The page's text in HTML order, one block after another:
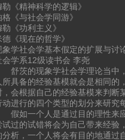
勒《精神科学的逻辑》
格《与社会学同游》
勒《功利主义》
德《现在的哲学》
象学社会学基本假定的扩展与讨
会学系12级读书会 李尧
茨的现象学社会学理论当中，
所具备的经验基模就会是相同
，会根据自己的经验基模来判断
动进行的四个类型的划分来研究
如一个人是通过目的理性来应
试过的试错将会为自己带来经验
分析，一个人将会有目的地通过